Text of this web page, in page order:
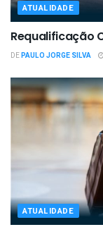
ATUALIDADE
Requalificação
DEPAULO JORGE SILVA
ATUALIDADE